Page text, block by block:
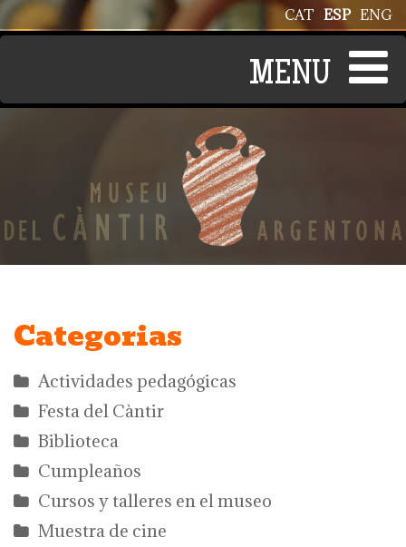
Pasar al contenido principal ENG
ESP
CAT
Categorias
Actividades pedagógicas
Festa del Càntir
Biblioteca
Cumpleaños
Cursos y talleres en el museo
Muestra de cine